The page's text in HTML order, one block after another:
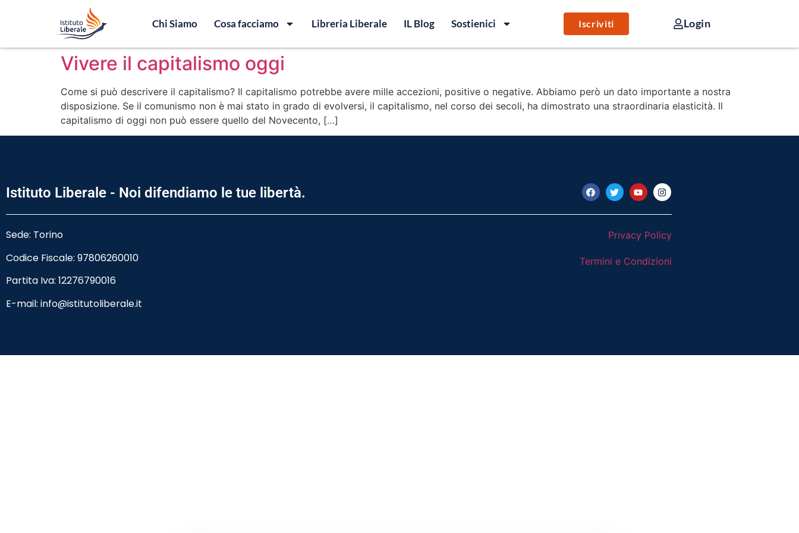
Chi Siamo Cosa facciamo Libreria Liberale IL Blog Sostienici Iscriviti Login
Vivere il capitalismo oggi
Come si può descrivere il capitalismo? Il capitalismo potrebbe avere mille accezioni, positive o negative. Abbiamo però un dato importante a nostra
disposizione. Se il comunismo non è mai stato in grado di evolversi, il capitalismo, nel corso dei secoli, ha dimostrato una straordinaria elasticità. Il
capitalismo di oggi non può essere quello del Novecento, […]
Istituto Liberale - Noi difendiamo le tue libertà.
Sede: Torino
Codice Fiscale: 97806260010
Partita Iva: 12276790016
E-mail: info@istitutoliberale.it
Privacy Policy
Termini e Condizioni